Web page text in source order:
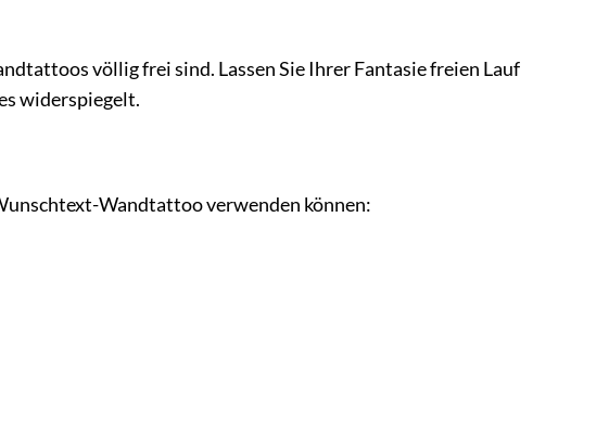
völlig frei sind. Lassen Sie Ihrer Fantasie freien Lauf
widerspiegelt.
Wandtattoo verwenden können: